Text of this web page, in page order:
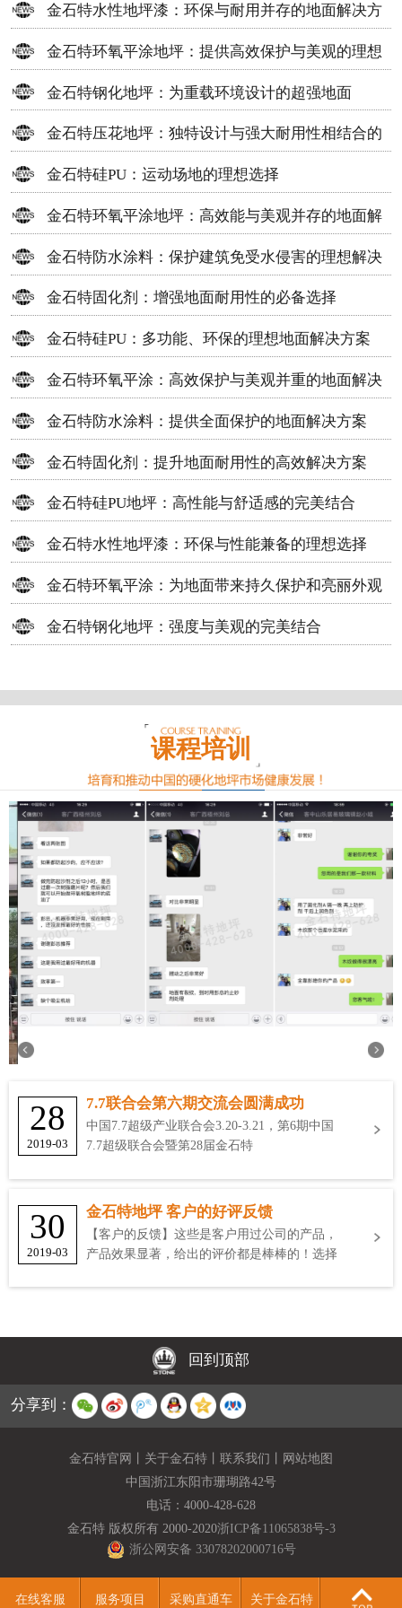
金石特水性地坪漆：环保与耐用并存的地面解决方
案
金石特环氧平涂地坪：提供高效保护与美观的理想
选择
金石特钢化地坪：为重载环境设计的超强地面
金石特压花地坪：独特设计与强大耐用性相结合的
地面材料
金石特硅PU：运动场地的理想选择
金石特环氧平涂地坪：高效能与美观并存的地面解
决方案
金石特防水涂料：保护建筑免受水侵害的理想解决
方案
金石特固化剂：增强地面耐用性的必备选择
金石特硅PU：多功能、环保的理想地面解决方案
金石特环氧平涂：高效保护与美观并重的地面解决
方案
金石特防水涂料：提供全面保护的地面解决方案
金石特固化剂：提升地面耐用性的高效解决方案
金石特硅PU地坪：高性能与舒适感的完美结合
金石特水性地坪漆：环保与性能兼备的理想选择
金石特环氧平涂：为地面带来持久保护和亮丽外观
金石特钢化地坪：强度与美观的完美结合
课程培训
28
2019-03
7.7联合会第六期交流会圆满成功
中国7.7超级产业联合会3.20-3.21，第6期中国
7.7超级联合会暨第28届金石特
30
2019-03
金石特地坪 客户的好评反馈
【客户的反馈】这些是客户用过公司的产品，
产品效果显著，给出的评价都是棒棒的！选择
回到顶部
分享到：
金石特官网 关于金石特 联系我们
网站地图
中国浙江东阳市珊瑚路42号
电话： 4000-428-628
金石特 版权所有 2000-2020浙ICP备11065838号-3
浙公网安备 33078202000716号
在线客服 服务项目 采购直通车 关于金石特